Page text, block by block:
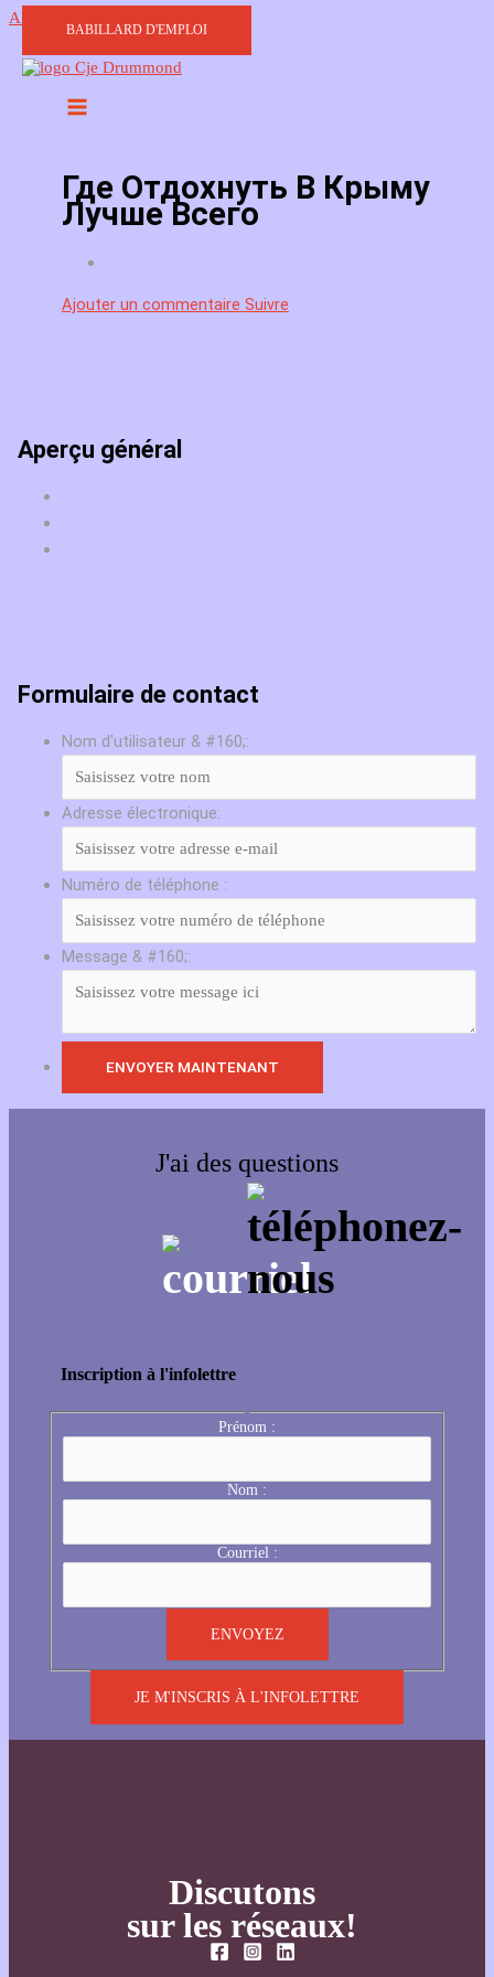
Aller au contenu
BABILLARD D'EMPLOI
Где Отдохнуть В Крыму
Лучше Всего
Ajouter un commentaire Suivre
Aperçu général
Formulaire de contact
Nom d'utilisateur & #160;:
Adresse électronique:
Numéro de téléphone :
Message & #160;:
J'ai des questions
Inscription à l'infolettre
Prénom :
Nom :
Courriel :
JE M'INSCRIS À L'INFOLETTRE
Discutons
sur les réseaux!